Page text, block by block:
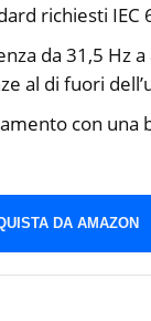
richiesti IEC
da 31,5 Hz
al di fuori
con una
DA AMAZON